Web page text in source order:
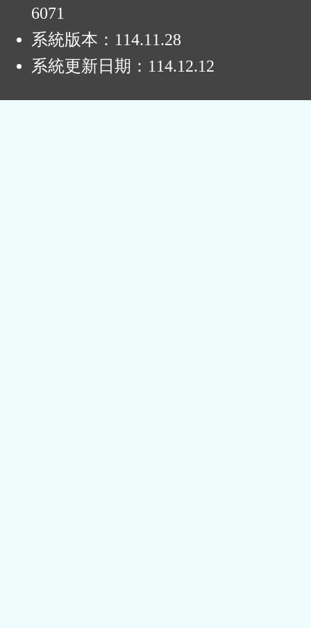
6071
系統版本： 114.11.28
系統更新日期： 114.12.12